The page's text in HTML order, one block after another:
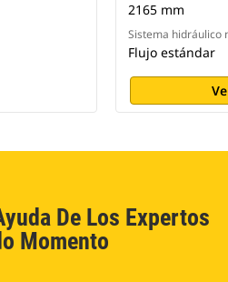
2165 mm
Sistema hidráulico
Flujo estándar
De Los Expertos
Momento